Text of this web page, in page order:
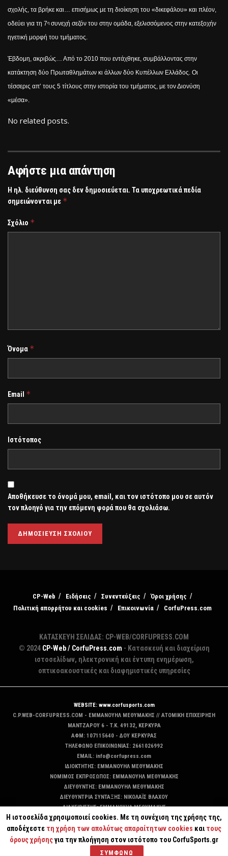
σχολής, τα βρήκε και… επισήμως με τη διοίκηση του «δικεφάλου» και πλέον,
οδεύει για τη 7η συνεχή σεζόν του στην ομάδα, εξελισσόμενος στην κατεξοχήν
ηγετική μορφή του τμήματος.
Έβδομη, ακριβώς… Από το 2010 που εντάχθηκε, συμβάλλοντας στην
κατάκτηση δύο Πρωταθλημάτων κι άλλων δύο Κυπέλλων Ελλάδος. Οι
τέσσερις απ’ τους 5 τίτλους στην ιστορία του τμήματος, με τον Διονύση
«μέσα».
No related posts.
Αφήστε μια απάντηση
Η ηλ. διεύθυνση σας δεν δημοσιεύεται. Τα υποχρεωτικά πεδία
σημειώνονται με *
Σχόλιο *
Όνομα *
Email *
Ιστότοπος
Αποθήκευσε το όνομά μου, email, και τον ιστότοπο μου σε αυτόν
τον πλοηγό για την επόμενη φορά που θα σχολιάσω.
CP-Web Ειδήσεις Συνεντεύξεις
Όροι χρήσης
Πολιτική απορρήτου και cookies
Επικοινωνία CorfuPress.com
ΚΑΤΑΣΚΕΥΗ ΣΕΛΙΔΑΣ: CP-WEB/CORFUPRESS.COM
© 2024 CP-Web / CorfuPress.com - Κατασκευή και διαχείριση
ιστοσελίδων, ηλεκτρονική και έντυπη ενημέρωση,
οπτικοακουστικές και διαφημιστικές υπηρεσίες
WEBSITE: www.corfusports.com
C.P.WEB-CORFUPRESS.COM - ΕΜΜΑΝΟΥΗΛ ΜΕΘΥΜΑΚΗΣ // ΑΤΟΜΙΚΗ ΕΠΙΧΕΙΡΗΣΗ
MANTZAΡΟΥ 6 - T.K. 49132, ΚΕΡΚΥΡΑ
ΑΦΜ: 107115640 - ΔΟΥ ΚΕΡΚΥΡΑΣ
ΤΗΛΕΦΩΝΟ ΕΠΙΚΟΙΝΩΝΙΑΣ: 2661026992
EMAIL: info@corfupress.com
ΙΔΙΟΚΤΗΤΗΣ: EMMANOYΗΛ ΜΕΘΥΜΑΚΗΣ
ΝΟΜΙΜΟΣ ΕΚΠΡΟΣΩΠΟΣ: EMMANOYΗΛ ΜΕΘΥΜΑΚΗΣ
ΔΙΕΥΘΥΝΤΗΣ: EMMANOYΗΛ ΜΕΘΥΜΑΚΗΣ
ΔΙΕΥΘΥΝΤΡΙΑ ΣΥΝΤΑΞΗΣ: ΝΙΚΟΛΑΪΣ ΒΛΑΧΟΥ
ΔΙΑΧΕΙΡΙΣΤΗΣ: EMMANOYΗΛ ΜΕΘΥΜΑΚΗΣ
ΔΙΚΑΙΟΥΧΟΣ DOMAIN: ΕΜΜΑΝΟΥΗΛ ΜΕΘΥΜΑΚΗΣ
Η ιστοσελίδα χρησιμοποιεί cookies. Με τη συνέχιση της χρήσης της,
αποδέχεστε τη χρήση των απολύτως απαραίτητων cookies και τους
όρους χρήσηςγια την πλοήγηση στον ιστότοπο του CorfuSports.gr
ΣΥΜΦΩΝΩ